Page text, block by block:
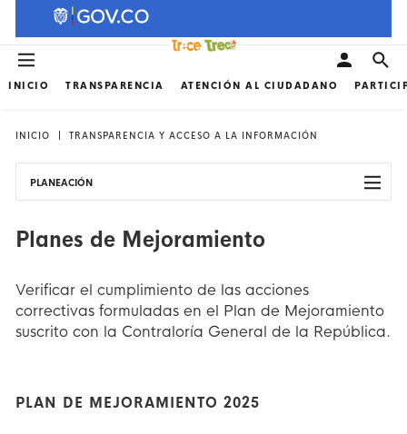
INICIO TRANSPARENCIA ATENCIÓN AL CIUDADANO
INICIO TRANSPARENCIA Y ACCESO A LA INFORMACIÓN
PLANEACIÓN
Planes de Mejoramiento
Verificar el cumplimiento de las acciones
correctivas formuladas en el Plan de Mejoramiento
suscrito con la Contraloría General de la República.
PLAN DE MEJORAMIENTO 2025